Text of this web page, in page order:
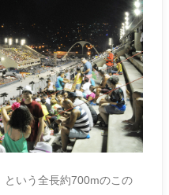
という全長約700mのこの